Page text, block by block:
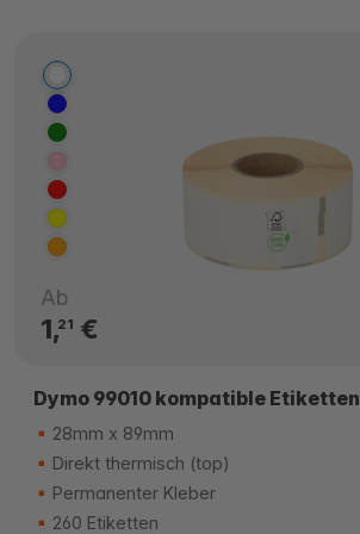
Ab
1,21 €
Dymo 99010 kompatible Etiketten
28mm x 89mm
Direkt thermisch (top)
Permanenter Kleber
260 Etiketten